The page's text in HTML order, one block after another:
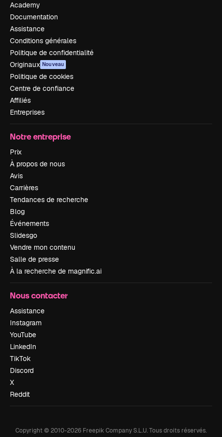
Academy
Documentation
Assistance
Conditions générales
Politique de confidentialité
Originaux Nouveau
Politique de cookies
Centre de confiance
Affiliés
Entreprises
Notre entreprise
Prix
À propos de nous
Avis
Carrières
Tendances de recherche
Blog
Événements
Slidesgo
Vendre mon contenu
Salle de presse
À la recherche de magnific.ai
Nous contacter
Assistance
Instagram
YouTube
LinkedIn
TikTok
Discord
X
Reddit
Copyright © 2010-2026 Freepik Company S.L.U.Tous droits réservés.